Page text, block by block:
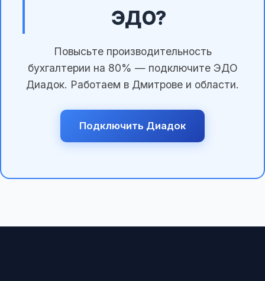
ЭДО?
Повысьте производительность
бухгалтерии на 80% — подключите ЭДО
Диадок. Работаем в Дмитрове и области.
Подключить Диадок